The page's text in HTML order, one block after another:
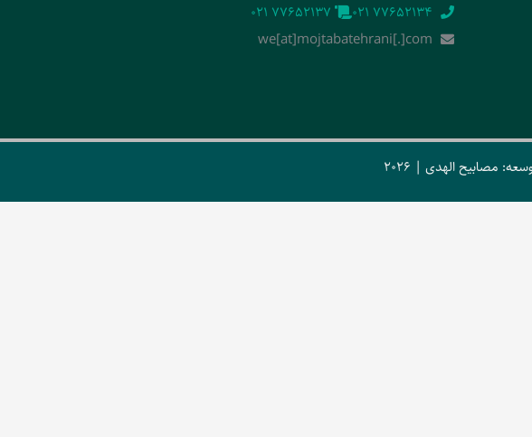
‭021 77652134‬
‭021 77652137‬
we[at]mojtabatehrani[.]com
مصابیح الهدی | 2026